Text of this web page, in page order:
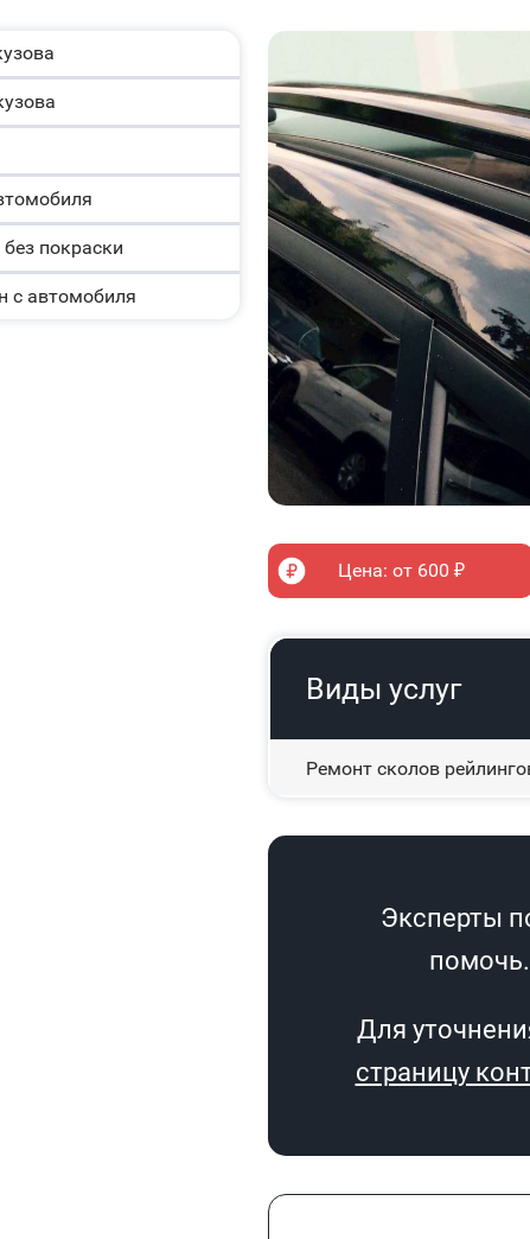
Цена: от 600 ₽
Виды услуг
Ремонт сколов
Эксперты
Для
страницу
покраски
с автомобиля